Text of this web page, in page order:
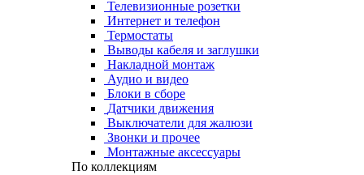
Телевизионные розетки
Интернет и телефон
Термостаты
Выводы кабеля и заглушки
Накладной монтаж
Аудио и видео
Блоки в сборе
Датчики движения
Выключатели для жалюзи
Звонки и прочее
Монтажные аксессуары
По коллекциям